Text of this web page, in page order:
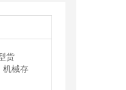
货
机械存